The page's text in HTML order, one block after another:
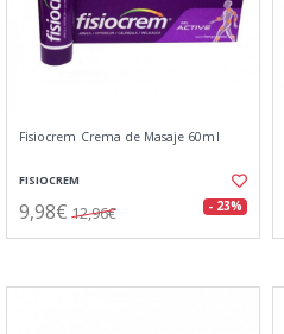
Fisiocrem Crema de Masaje 60ml
FISIOCREM
9,98€ 12,96€ - 23%